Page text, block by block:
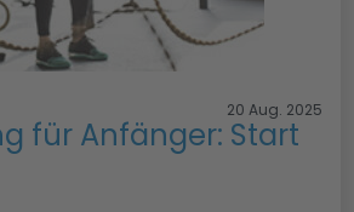
20 Aug. 2025
für Anfänger: Start